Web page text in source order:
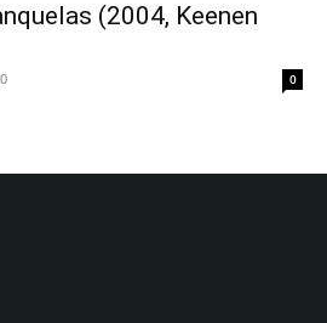
(2004, Keenen
0